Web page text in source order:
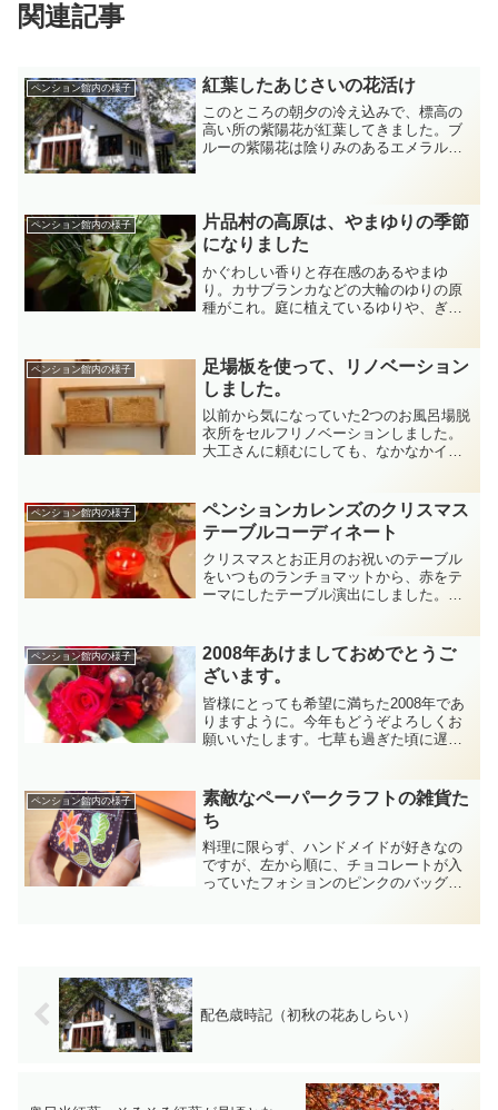
関連記事
ペンション館内の様子 紅葉したあじさいの花活け
このところの朝夕の冷え込みで、標高の
高い所の紫陽花が紅葉してきました。ブ
ルーの紫陽花は陰りみのあるエメラルド
花、尾花（すすき）そしてトルコぎきょ
うなどと、花活けを楽しんだ...
ペンション館内の様子
片品村の高原は、やまゆりの季節
になりました
かぐわしい香りと存在感のあるやまゆ
り。カサブランカなどの大輪のゆりの原
種がこれ。庭に植えているゆりや、ぎぼ
芽を食べられてしまった。ささいな事だ
が、ガッカリした。しかしセ...
ペンション館内の様子
足場板を使って、リノベーション
しました。
以前から気になっていた2つのお風呂場脱
衣所をセルフリノベーションしました。
大工さんに頼むにしても、なかなかイメ
うことになりました。古い足場板を使っ
て古くても味のある雰囲気...
ペンション館内の様子
ペンションカレンズのクリスマス
テーブルコーディネート
クリスマスとお正月のお祝いのテーブル
をいつものランチョマットから、赤をテ
ーマにしたテーブル演出にしました。記
ペンション館内の様子
2008年あけましておめでとうご
ざいます。
皆様にとっても希望に満ちた2008年であ
りますように。今年もどうぞよろしくお
願いいたします。七草も過ぎた頃に遅れ
か年末年始をお蔭様でのりきることがで
きました。少し、鼻かぜ...
ペンション館内の様子
素敵なペーパークラフトの雑貨た
ち
料理に限らず、ハンドメイドが好きなの
ですが、左から順に、チョコレートが入
っていたフォションのピンクのバッグ、
配色歳時記（初秋の花あしらい）